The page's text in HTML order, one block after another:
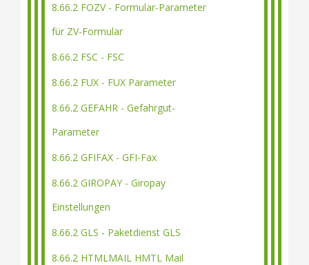
8.66.2 FOZV - Formular-Parameter
für ZV-Formular
8.66.2 FSC - FSC
8.66.2 FUX - FUX Parameter
8.66.2 GEFAHR - Gefahrgut-
Parameter
8.66.2 GFIFAX - GFI-Fax
8.66.2 GIROPAY - Giropay
Einstellungen
8.66.2 GLS - Paketdienst GLS
8.66.2 HTMLMAIL HMTL Mail